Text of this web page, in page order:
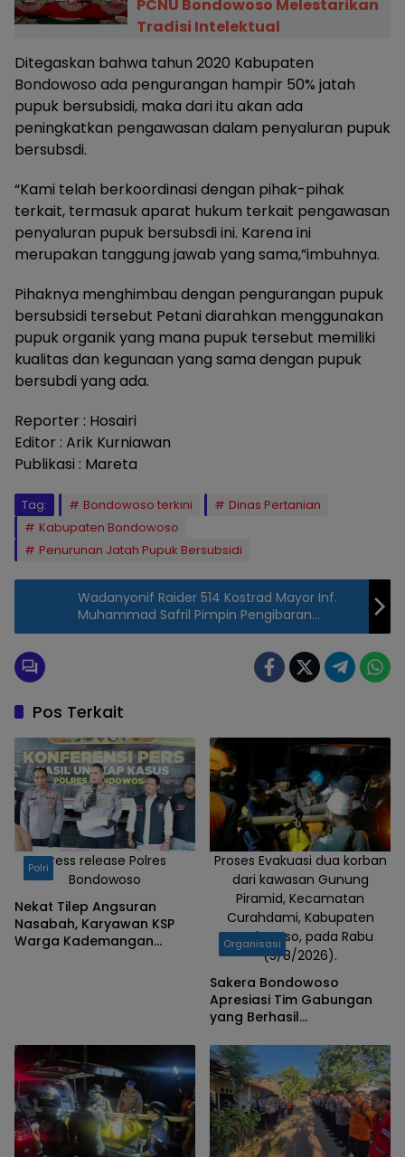
PCNU Bondowoso Melestarikan
Tradisi Intelektual
Ditegaskan bahwa tahun 2020 Kabupaten
Bondowoso ada pengurangan hampir 50% jatah
pupuk bersubsidi, maka dari itu akan ada
peningkatkan pengawasan dalam penyaluran pupuk
bersubsdi.
“Kami telah berkoordinasi dengan pihak-pihak
terkait, termasuk aparat hukum terkait pengawasan
penyaluran pupuk bersubsdi ini. Karena ini
merupakan tanggung jawab yang sama,”imbuhnya.
Pihaknya menghimbau dengan pengurangan pupuk
bersubsidi tersebut Petani diarahkan menggunakan
pupuk organik yang mana pupuk tersebut memiliki
kualitas dan kegunaan yang sama dengan pupuk
bersubdi yang ada.
Reporter : Hosairi
Editor : Arik Kurniawan
Publikasi : Mareta
Tag: Bondowoso terkini
Dinas Pertanian
Kabupaten Bondowoso
Penurunan Jatah Pupuk Bersubsidi
Wadanyonif Raider 514 Kostrad Mayor Inf.
Muhammad Safril Pimpin Pengibaran
Bendera Sang Merah Putih
Pos Terkait
Press release Polres
Bondowoso
Polri
Nekat Tilep Angsuran
Nasabah, Karyawan KSP
Warga Kademangan
Proses Evakuasi dua korban
dari kawasan Gunung
Piramid, Kecamatan
Curahdami, Kabupaten
Bondowoso, pada Rabu
(5/8/2026).
Organisasi
Sakera Bondowoso
Apresiasi Tim Gabungan
yang Berhasil
Gunung Piramid